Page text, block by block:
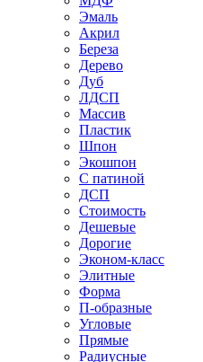
Эмаль
Акрил
Береза
Дерево
Дуб
ЛДСП
Массив
Пластик
Шпон
Экошпон
С патиной
ДСП
Стоимость
Дешевые
Дорогие
Эконом-класс
Элитные
Форма
П-образные
Угловые
Прямые
Радиусные